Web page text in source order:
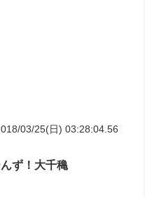
03/25(日) 03:28:04.56
ず！大千穐